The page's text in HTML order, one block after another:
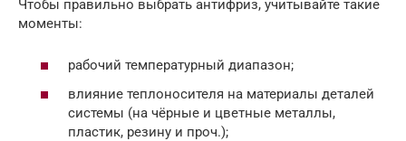
Чтобы правильно выбрать антифриз, учитывайте такие
моменты:
рабочий температурный диапазон;
влияние теплоносителя на материалы деталей
системы (на чёрные и цветные металлы,
пластик, резину и проч.);